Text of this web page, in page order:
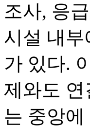
조사, 응
시설 내
가 있다.
제와도 연
는 중앙에